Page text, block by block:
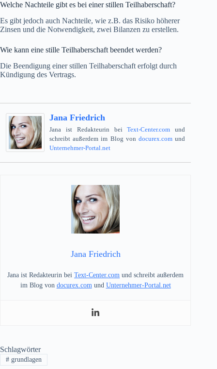
Welche Nachteile gibt es bei einer stillen Teilhaberschaft?
Es gibt jedoch auch Nachteile, wie z.B. das Risiko höherer
Zinsen und die Notwendigkeit, zwei Bilanzen zu erstellen.
Wie kann eine stille Teilhaberschaft beendet werden?
Die Beendigung einer stillen Teilhaberschaft erfolgt durch
Kündigung des Vertrags.
Jana Friedrich
Jana ist Redakteurin beiText-Center.com und
schreibt außerdem im Blog vondocurex.com und
Unternehmer-Portal.net
Jana Friedrich
Jana ist Redakteurin beiText-Center.com und schreibt außerdem
im Blog von docurex.com und Unternehmer-Portal.net
Schlagwörter
#grundlagen